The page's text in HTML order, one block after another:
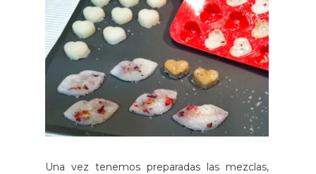
Una vez tenemos preparadas las mezclas,